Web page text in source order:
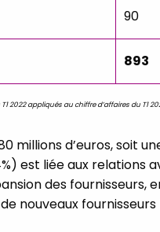
90
893
2022 appliqués au chiffre d’affaires du T1
millions d’euros,
est liée aux relations
des
nouveaux fournisseurs